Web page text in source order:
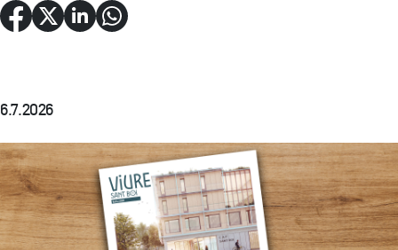
6.7.2026